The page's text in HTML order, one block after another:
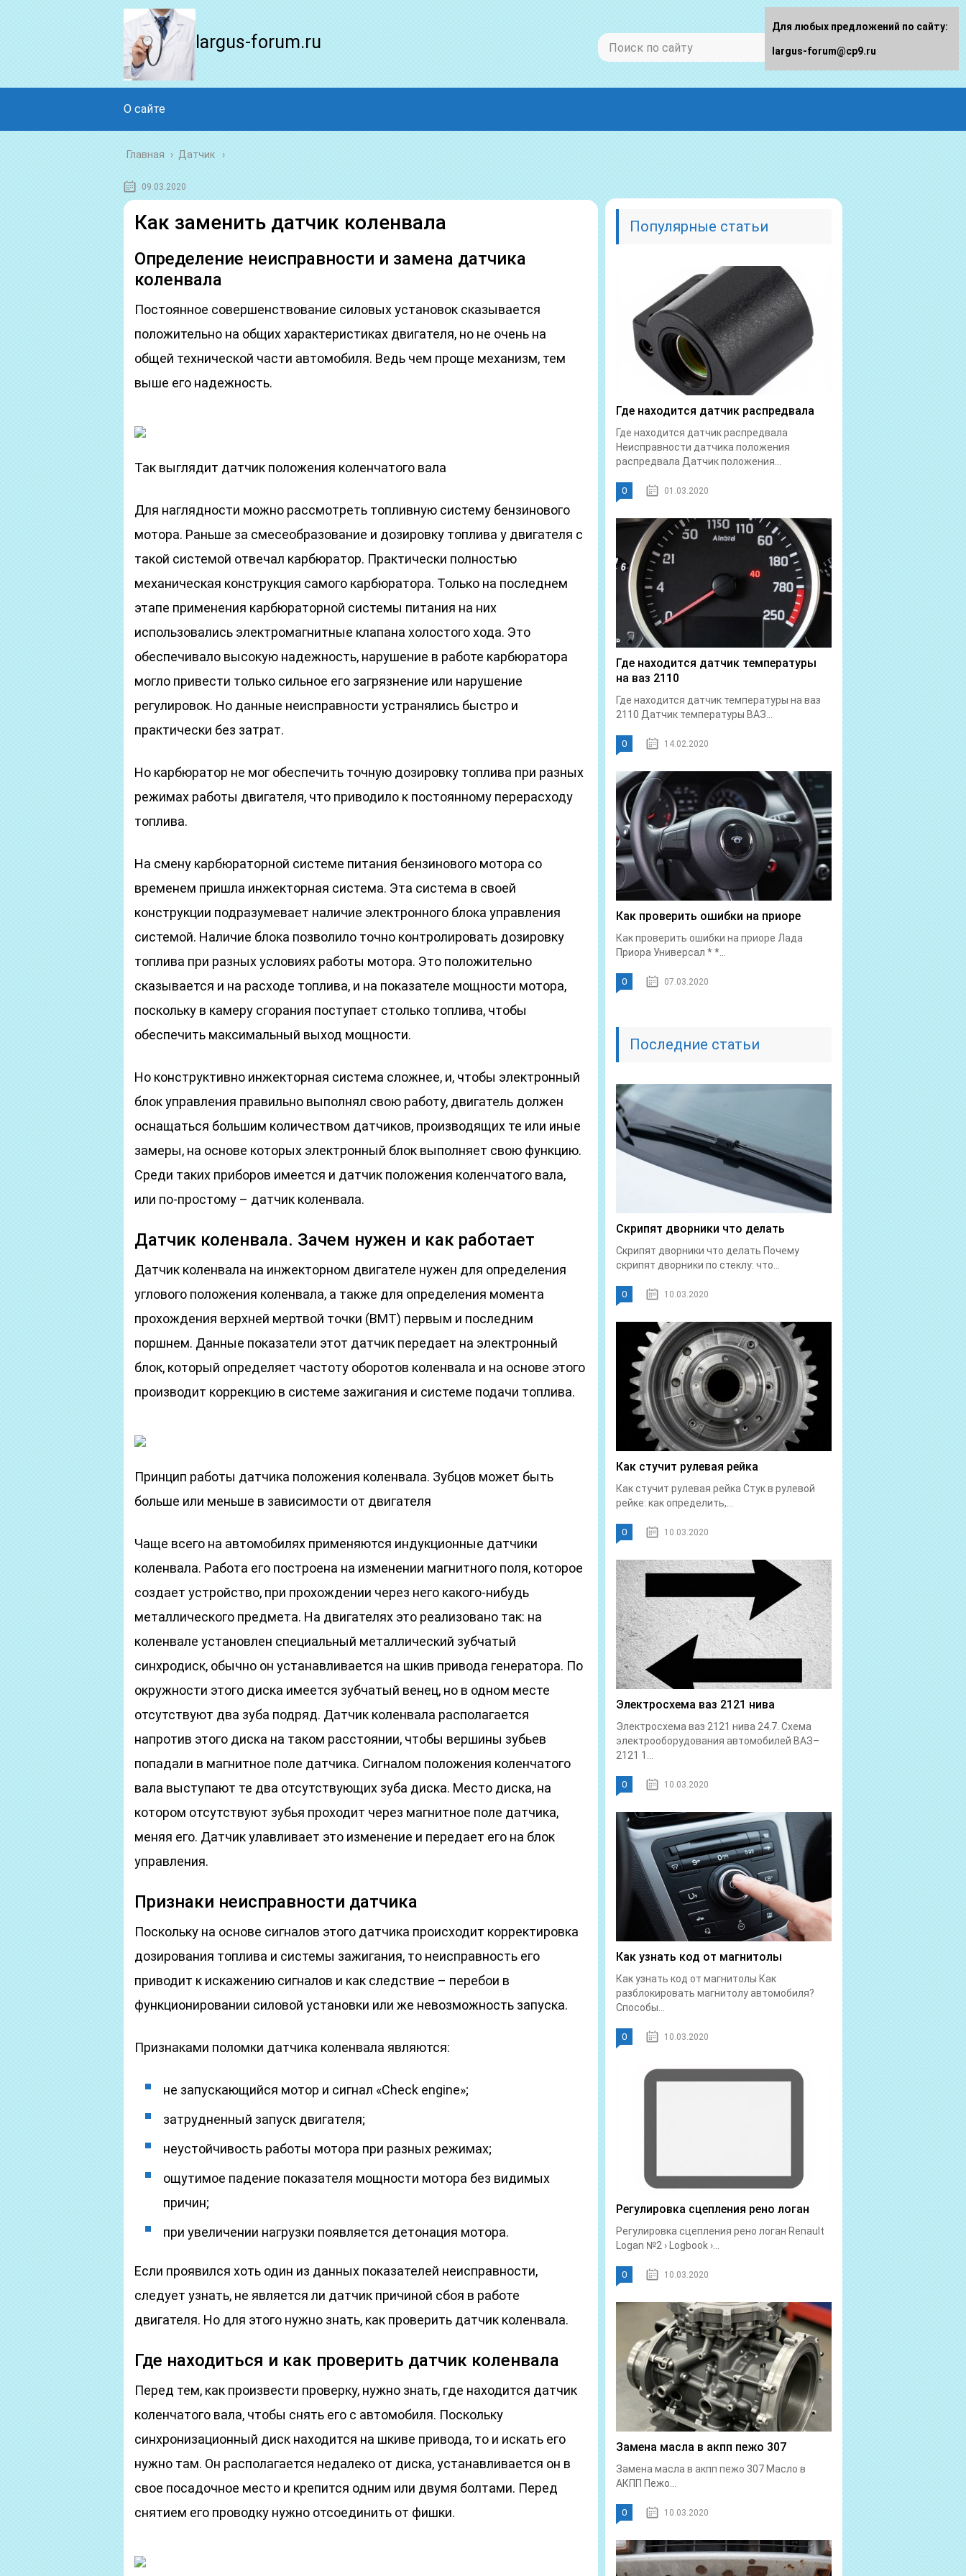
largus-forum.ru
О сайте
Главная › Датчик
09.03.2020
Как заменить датчик коленвала
Определение неисправности и замена датчика
коленвала
Постоянное совершенствование силовых установок сказывается
положительно на общих характеристиках двигателя, но не очень на
общей технической части автомобиля. Ведь чем проще механизм, тем
выше его надежность.
Так выглядит датчик положения коленчатого вала
Для наглядности можно рассмотреть топливную систему бензинового
мотора. Раньше за смесеобразование и дозировку топлива у двигателя с
такой системой отвечал карбюратор. Практически полностью
механическая конструкция самого карбюратора. Только на последнем
этапе применения карбюраторной системы питания на них
использовались электромагнитные клапана холостого хода. Это
обеспечивало высокую надежность, нарушение в работе карбюратора
могло привести только сильное его загрязнение или нарушение
регулировок. Но данные неисправности устранялись быстро и
практически без затрат.
Но карбюратор не мог обеспечить точную дозировку топлива при разных
режимах работы двигателя, что приводило к постоянному перерасходу
топлива.
На смену карбюраторной системе питания бензинового мотора со
временем пришла инжекторная система. Эта система в своей
конструкции подразумевает наличие электронного блока управления
системой. Наличие блока позволило точно контролировать дозировку
топлива при разных условиях работы мотора. Это положительно
сказывается и на расходе топлива, и на показателе мощности мотора,
поскольку в камеру сгорания поступает столько топлива, чтобы
обеспечить максимальный выход мощности.
Но конструктивно инжекторная система сложнее, и, чтобы электронный
блок управления правильно выполнял свою работу, двигатель должен
оснащаться большим количеством датчиков, производящих те или иные
замеры, на основе которых электронный блок выполняет свою функцию.
Среди таких приборов имеется и датчик положения коленчатого вала,
или по-простому – датчик коленвала.
Датчик коленвала. Зачем нужен и как работает
Датчик коленвала на инжекторном двигателе нужен для определения
углового положения коленвала, а также для определения момента
прохождения верхней мертвой точки (ВМТ) первым и последним
поршнем. Данные показатели этот датчик передает на электронный
блок, который определяет частоту оборотов коленвала и на основе этого
производит коррекцию в системе зажигания и системе подачи топлива.
Принцип работы датчика положения коленвала. Зубцов может быть
больше или меньше в зависимости от двигателя
Чаще всего на автомобилях применяются индукционные датчики
коленвала. Работа его построена на изменении магнитного поля, которое
создает устройство, при прохождении через него какого-нибудь
металлического предмета. На двигателях это реализовано так: на
коленвале установлен специальный металлический зубчатый
синхродиск, обычно он устанавливается на шкив привода генератора. По
окружности этого диска имеется зубчатый венец, но в одном месте
отсутствуют два зуба подряд. Датчик коленвала располагается
напротив этого диска на таком расстоянии, чтобы вершины зубьев
попадали в магнитное поле датчика. Сигналом положения коленчатого
вала выступают те два отсутствующих зуба диска. Место диска, на
котором отсутствуют зубья проходит через магнитное поле датчика,
меняя его. Датчик улавливает это изменение и передает его на блок
управления.
Признаки неисправности датчика
Поскольку на основе сигналов этого датчика происходит корректировка
дозирования топлива и системы зажигания, то неисправность его
приводит к искажению сигналов и как следствие – перебои в
функционировании силовой установки или же невозможность запуска.
Признаками поломки датчика коленвала являются:
не запускающийся мотор и сигнал «Check engine»;
затрудненный запуск двигателя;
неустойчивость работы мотора при разных режимах;
ощутимое падение показателя мощности мотора без видимых
причин;
при увеличении нагрузки появляется детонация мотора.
Если проявился хоть один из данных показателей неисправности,
следует узнать, не является ли датчик причиной сбоя в работе
двигателя. Но для этого нужно знать, как проверить датчик коленвала.
Где находиться и как проверить датчик коленвала
Перед тем, как произвести проверку, нужно знать, где находится датчик
коленчатого вала, чтобы снять его с автомобиля. Поскольку
синхронизационный диск находится на шкиве привода, то и искать его
нужно там. Он располагается недалеко от диска, устанавливается он в
свое посадочное место и крепится одним или двумя болтами. Перед
снятием его проводку нужно отсоединить от фишки.
Популярные статьи
Где находится датчик распредвала
Где находится датчик распредвала
Неисправности датчика положения
распредвала Датчик положения...
0 01.03.2020
Где находится датчик температуры
на ваз 2110
Где находится датчик температуры на ваз
2110 Датчик температуры ВАЗ...
0 14.02.2020
Как проверить ошибки на приоре
Как проверить ошибки на приоре Лада
Приора Универсал * *...
0 07.03.2020
Последние статьи
Скрипят дворники что делать
Скрипят дворники что делать Почему
скрипят дворники по стеклу: что...
0 10.03.2020
Как стучит рулевая рейка
Как стучит рулевая рейка Стук в рулевой
рейке: как определить,...
0 10.03.2020
Электросхема ваз 2121 нива
Электросхема ваз 2121 нива 24.7. Схема
электрооборудования автомобилей ВАЗ–
2121 1...
0 10.03.2020
Как узнать код от магнитолы
Как узнать код от магнитолы Как
разблокировать магнитолу автомобиля?
Способы...
0 10.03.2020
Регулировка сцепления рено логан
Регулировка сцепления рено логан Renault
Logan №2 › Logbook ›...
0 10.03.2020
Замена масла в акпп пежо 307
Замена масла в акпп пежо 307 Масло в
АКПП Пежо...
0 10.03.2020
Для любых предложений по сайту:
largus-forum@cp9.ru